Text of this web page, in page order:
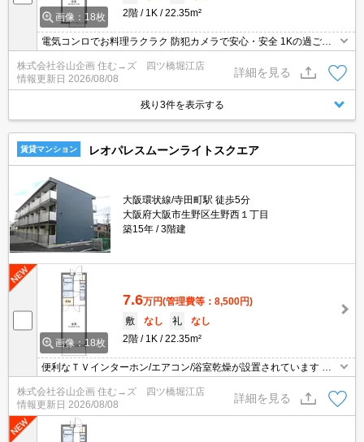
画像：18枚
2階
1K 22.35m²
電気コンロでお料理ラクラク 防犯カメラで安心・安全 1Kの過ごし
やすい物件です。お部屋探しなら株式会社谷山企画。便利な室内洗
濯機置場と設備もバッチリです。
株式会社谷山企画 住む→ズ 四ツ橋堀江店
情報更新日 2026/08/08
詳細を見る
残り3件を表示する
賃貸マンション レオパレスムーンライトスクエア
大阪環状線/寺田町駅 徒歩5分
大阪府大阪市生野区生野西１丁目
築15年
3階建
画像：18枚
7.6万円(管理費等：8,500円)
敷
なし 礼
なし
2階
1K 22.35m²
便利なＴＶインターホン/エアコン/浴室乾燥が設置されています 電
気コンロ設置でいつでも楽しくお料理できます。素敵な1Kタイプ・
22.35m2・２Ｆ以上のお部屋で快適に暮らしませんか。大阪環状線
天王寺駅まで徒歩17分。株式会社谷山企画までお問合せ下さいま
せ。
株式会社谷山企画 住む→ズ 四ツ橋堀江店
情報更新日 2026/08/08
詳細を見る